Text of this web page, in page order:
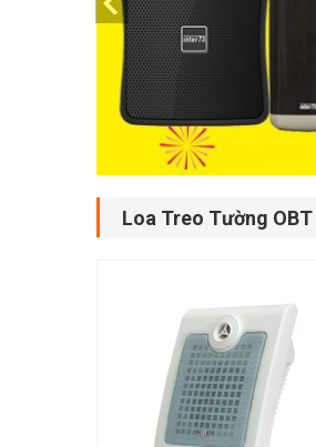
Loa Treo Tường OBT
400,000đ